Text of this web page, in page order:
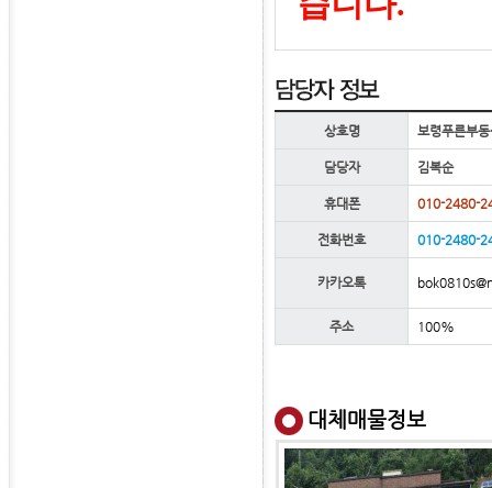
상호명 보령푸른부
담당자 김복순
휴대폰 010-2480-
전화번호 010-2480-
카카오톡
주소 100%
대체매물정보